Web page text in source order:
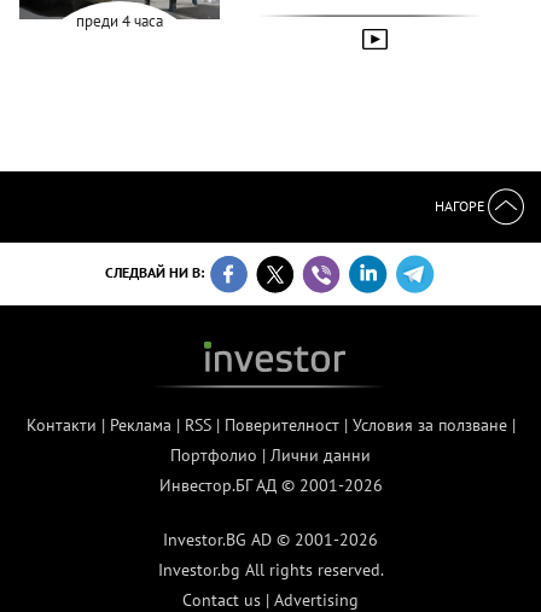
преди 4 часа
НАГОРЕ
СЛЕДВАЙ НИ В:
Контакти | Реклама | RSS| Поверителност| Условия за ползване|
Портфолио | Лични данни
Инвестор.БГ АД © 2001-2026
Investor.BG AD © 2001-2026
Investor.bg All rights reserved.
Contact us | Advertising